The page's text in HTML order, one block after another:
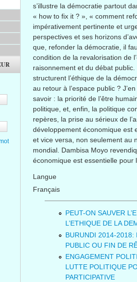
s’illustre la démocratie partout
« how to fix it ? », « comment
impérativement pertinente et
perspectives et ses horizons
que, refonder la démocratie, il
condition de la revalorisation de
raisonnement et du débat
structurent l’éthique de la
au retour à l’espace public ?
savoir : la priorité de l’être
politique, et, enfin, la politique
repères, la prise au sérieux de
développement économique est
et vice versa, non seulement au
mondial. Dambisa Moyo
économique est essentielle pour
Langue
Français
PEUT-ON SAUVER
L’ETHIQUE DE LA
BURUNDI 2014-2018:
PUBLIC OU FIN DE
ENGAGEMENT
LUTTE POLITIQUE
PARTICIPATIVE